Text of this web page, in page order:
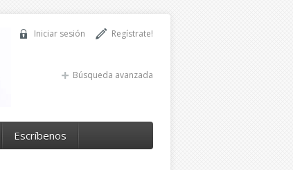
Regístrate!
Iniciar sesión
Búsqueda avanzada
Escríbenos